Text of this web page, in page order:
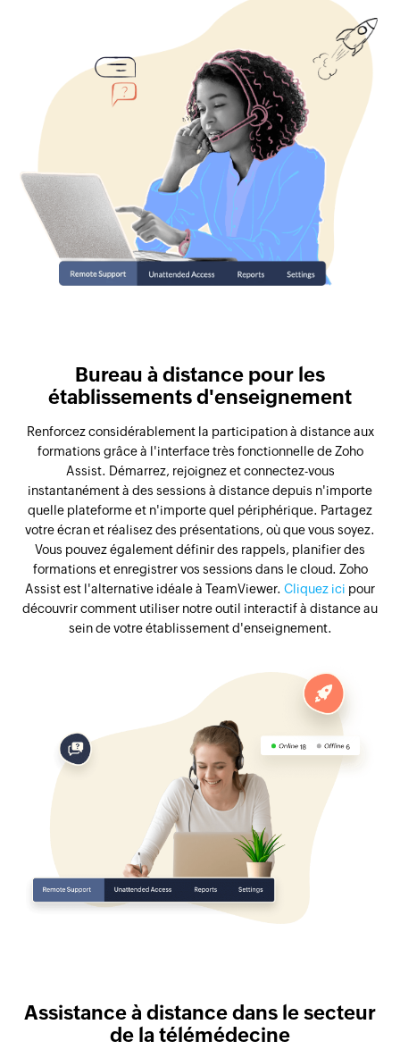
Bureau à distance pour les
établissements d'enseignement
Renforcez considérablement la participation à distance aux
formations grâce à l'interface très fonctionnelle de Zoho
Assist. Démarrez, rejoignez et connectez-vous
instantanément à des sessions à distance depuis n'importe
quelle plateforme et n'importe quel périphérique. Partagez
votre écran et réalisez des présentations, où que vous soyez.
Vous pouvez également définir des rappels, planifier des
formations et enregistrer vos sessions dans le cloud. Zoho
Assist est l'alternative idéale à TeamViewer. Cliquez ici pour
découvrir comment utiliser notre outil interactif à distance au
sein de votre établissement d'enseignement.
Assistance à distance dans le secteur
de la télémédecine